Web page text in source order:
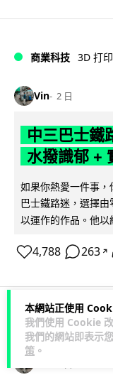
本網站正使用
我們使用 Cookie
我們的網站即表示
策 。
商業科技 3D 打印
Vin 2 日
中三巴士鐵
水撥識郁 +
如果你熱愛一件事，
巴士鐵路迷，選擇
以運作的作品。他
4,788 263 ↗
科技娛樂 生活娛